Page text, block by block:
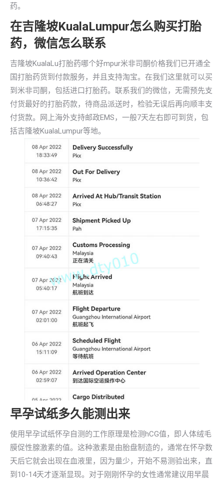
药。
在吉隆坡KualaLumpur怎么购买打胎
药，微信怎么联系
吉隆坡KualaLu打胎药哪个好mpur米非司酮价格我们已开通全
国打胎药货到付款服务，并且支持淘宝。在我们这里就可以买
到米非司酮，包括进口打胎药。联系我们的微信，无需预先支
付货最好的打胎药款，待商品派送时，检验无误后再向顺丰支
付货款。网上海外支持邮政EMS，一般7天左右即可到货，包
括吉隆坡KualaLumpur等地。
早孕试纸多久能测出来
使用早孕试纸怀孕自测的工作原理是检测hCG值，即人体绒毛
膜促性腺激素的值。这种激素是由胎盘制造的，通常在怀孕数
天后它就会出现在血液里，因为量少，开始不易测验出来，直
到10-14天才逐渐显现。对于刚刚怀孕的女性通常建议用早晨